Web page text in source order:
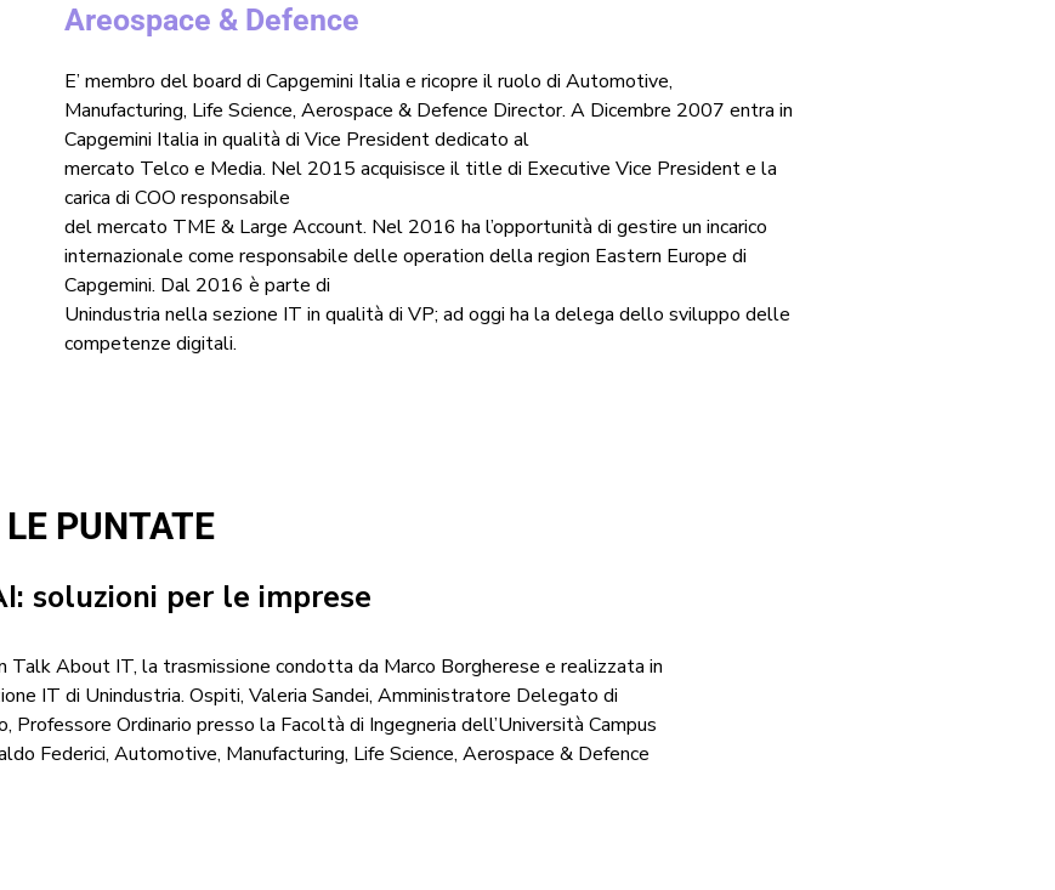
Areospace & Defence
E’ membro del board di Capgemini Italia e ricopre il ruolo di Automotive,
Manufacturing, Life Science, Aerospace & Defence Director. A Dicembre 2007 entra in
Capgemini Italia in qualità di Vice President dedicato al
mercato Telco e Media. Nel 2015 acquisisce il title di Executive Vice President e la
carica di COO responsabile
del mercato TME & Large Account. Nel 2016 ha l’opportunità di gestire un incarico
internazionale come responsabile delle operation della region Eastern Europe di
Capgemini. Dal 2016 è parte di
Unindustria nella sezione IT in qualità di VP; ad oggi ha la delega dello sviluppo delle
competenze digitali.
LE PUNTATE
soluzioni per le imprese
Talk About IT, la trasmissione condotta da Marco Borgherese e realizzata in
IT di Unindustria. Ospiti, Valeria Sandei, Amministratore Delegato di
Professore Ordinario presso la Facoltà di Ingegneria dell’Università Campus
Federici, Automotive, Manufacturing, Life Science, Aerospace & Defence